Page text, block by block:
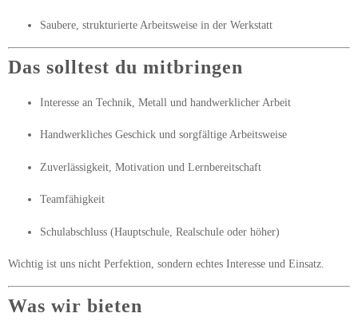
Saubere, strukturierte Arbeitsweise in der Werkstatt
Das solltest du mitbringen
Interesse an Technik, Metall und handwerklicher Arbeit
Handwerkliches Geschick und sorgfältige Arbeitsweise
Zuverlässigkeit, Motivation und Lernbereitschaft
Teamfähigkeit
Schulabschluss (Hauptschule, Realschule oder höher)
Wichtig ist uns nicht Perfektion, sondern echtes Interesse und Einsatz.
Was wir bieten